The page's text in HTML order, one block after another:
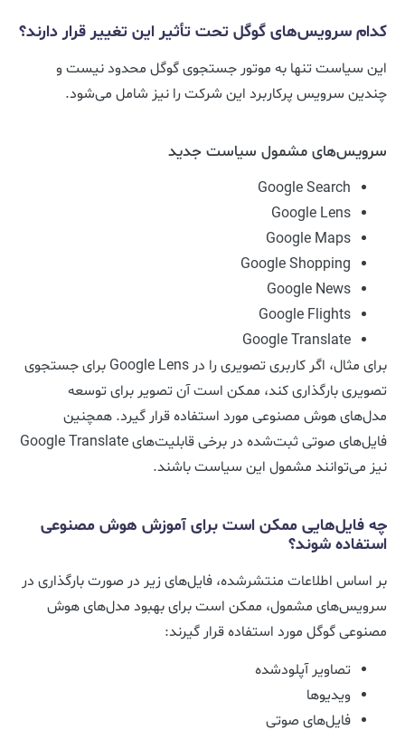
کدام سرویس‌های گوگل تحت تأثیر این تغییر قرار دارند؟
این سیاست تنها به موتور جستجوی گوگل محدود نیست و
چندین سرویس پرکاربرد این شرکت را نیز شامل می‌شود.
سرویس‌های مشمول سیاست جدید
Google Search
Google Lens
Google Maps
Google Shopping
Google News
Google Flights
Google Translate
برای مثال، اگر کاربری تصویری را در Google Lens برای جستجوی
تصویری بارگذاری کند، ممکن است آن تصویر برای توسعه
مدل‌های هوش مصنوعی مورد استفاده قرار گیرد. همچنین
فایل‌های صوتی ثبت‌شده در برخی قابلیت‌های Google Translate
نیز می‌توانند مشمول این سیاست باشند.
چه فایل‌هایی ممکن است برای آموزش هوش مصنوعی
استفاده شوند؟
بر اساس اطلاعات منتشرشده، فایل‌های زیر در صورت بارگذاری در
سرویس‌های مشمول، ممکن است برای بهبود مدل‌های هوش
مصنوعی گوگل مورد استفاده قرار گیرند:
تصاویر آپلودشده
ویدیوها
فایل‌های صوتی